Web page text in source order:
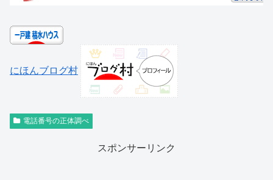
にほんブログ村
電話番号の正体調べ
スポンサーリンク